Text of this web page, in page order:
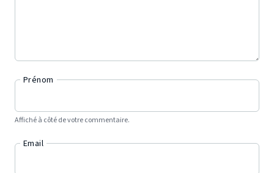
Prénom
Affiché à côté de votre commentaire.
Email